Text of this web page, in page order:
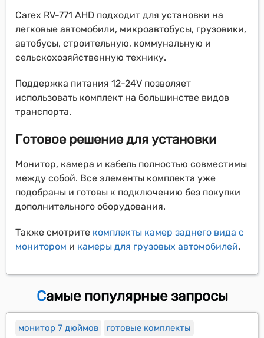
Carex RV-771 AHD подходит для установки на
легковые автомобили, микроавтобусы, грузовики,
автобусы, строительную, коммунальную и
сельскохозяйственную технику.
Поддержка питания 12-24V позволяет
использовать комплект на большинстве видов
транспорта.
Готовое решение для установки
Монитор, камера и кабель полностью совместимы
между собой. Все элементы комплекта уже
подобраны и готовы к подключению без покупки
дополнительного оборудования.
Также смотрите комплекты камер заднего вида с
монитором и камеры для грузовых автомобилей.
Самые популярные запросы
монитор 7 дюймов готовые комплекты